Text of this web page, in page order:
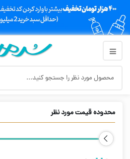
محدوده قیمت مورد نظر